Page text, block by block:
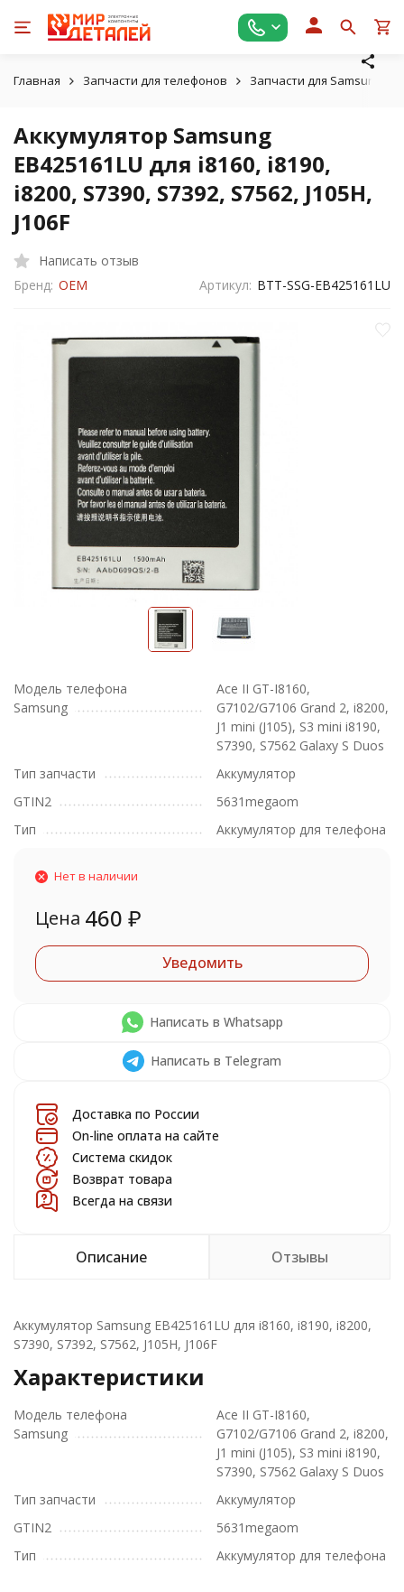
Главная Запчасти для телефонов Запчасти для Samsung
Аккумулятор Samsung
EB425161LU для i8160, i8190,
i8200, S7390, S7392, S7562, J105H,
J106F
Написать отзыв
Бренд: OEM Артикул: BTT-SSG-EB425161LU
Модель телефона
Samsung
Ace II GT-I8160,
G7102/G7106 Grand 2, i8200,
J1 mini (J105), S3 mini i8190,
S7390, S7562 Galaxy S Duos
Тип запчасти
Аккумулятор
GTIN2
5631megaom
Тип
Аккумулятор для телефона
Нет в наличии
Цена 460 ₽
Уведомить
Написать в Whatsapp
Написать в Telegram
Доставка по России
On-line оплата на сайте
Система скидок
Возврат товара
Всегда на связи
Описание Отзывы
Аккумулятор Samsung EB425161LU для i8160, i8190, i8200,
S7390, S7392, S7562, J105H, J106F
Характеристики
Модель телефона
Samsung
Ace II GT-I8160,
G7102/G7106 Grand 2, i8200,
J1 mini (J105), S3 mini i8190,
S7390, S7562 Galaxy S Duos
Тип запчасти
Аккумулятор
GTIN2
5631megaom
Тип
Аккумулятор для телефона